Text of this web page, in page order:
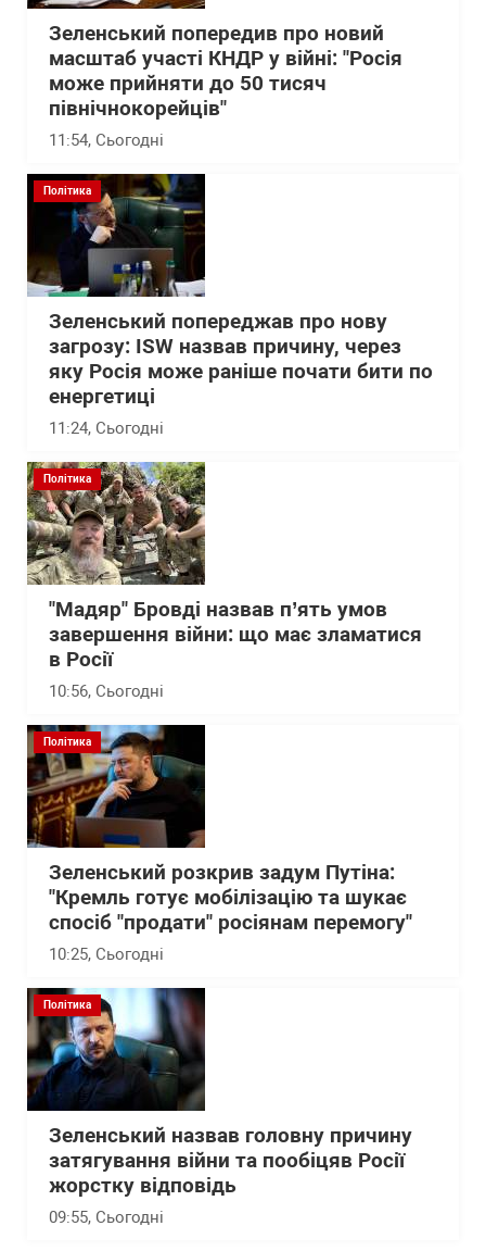
Зеленський попередив про новий
масштаб участі КНДР у війні: "Росія
може прийняти до 50 тисяч
північнокорейців"
11:54, Сьогодні
Політика
Зеленський попереджав про нову
загрозу: ISW назвав причину, через
яку Росія може раніше почати бити по
енергетиці
11:24, Сьогодні
Політика
"Мадяр" Бровді назвав п’ять умов
завершення війни: що має зламатися
в Росії
10:56, Сьогодні
Політика
Зеленський розкрив задум Путіна:
"Кремль готує мобілізацію та шукає
спосіб "продати" росіянам перемогу"
10:25, Сьогодні
Політика
Зеленський назвав головну причину
затягування війни та пообіцяв Росії
жорстку відповідь
09:55, Сьогодні